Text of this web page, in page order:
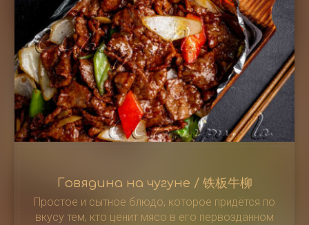
Говядина на чугуне / 铁板牛柳
Простое и сытное блюдо, которое придётся по
вкусу тем, кто ценит мясо в его первозданном